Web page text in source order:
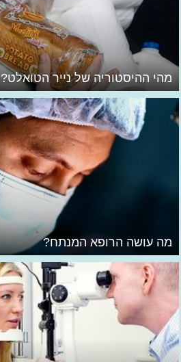
מהי ההיסטוריה של נייר הטואלט?
מה עושה הרופא המנתח?